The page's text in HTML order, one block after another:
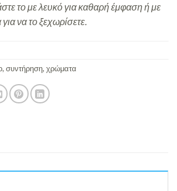
το με λευκό για καθαρή έμφαση ή με
να το ξεχωρίσετε.
, συντήρηση, χρώματα